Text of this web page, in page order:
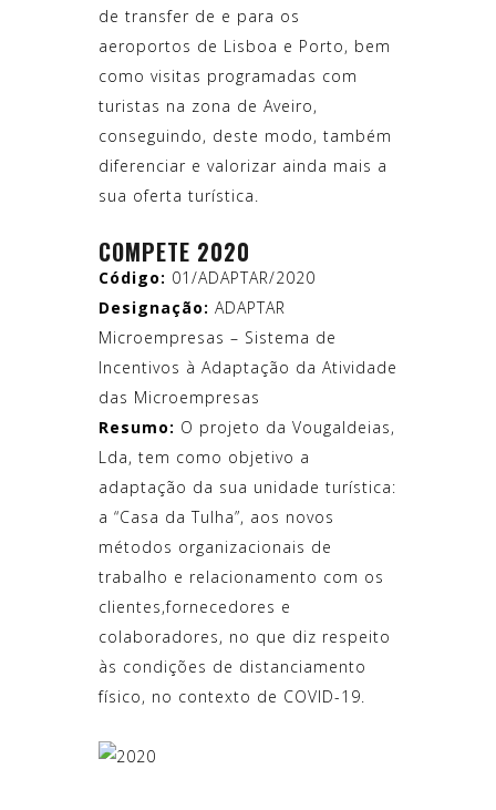
de transfer de e para os
aeroportos de Lisboa e Porto, bem
como visitas programadas com
turistas na zona de Aveiro,
conseguindo, deste modo, também
diferenciar e valorizar ainda mais a
sua oferta turística.
COMPETE 2020
Código: 01/ADAPTAR/2020
Designação: ADAPTAR
Microempresas – Sistema de
Incentivos à Adaptação da Atividade
das Microempresas
Resumo: O projeto da Vougaldeias,
Lda, tem como objetivo a
adaptação da sua unidade turística:
a “Casa da Tulha”, aos novos
métodos organizacionais de
trabalho e relacionamento com os
clientes,fornecedores e
colaboradores, no que diz respeito
às condições de distanciamento
físico, no contexto de COVID-19.